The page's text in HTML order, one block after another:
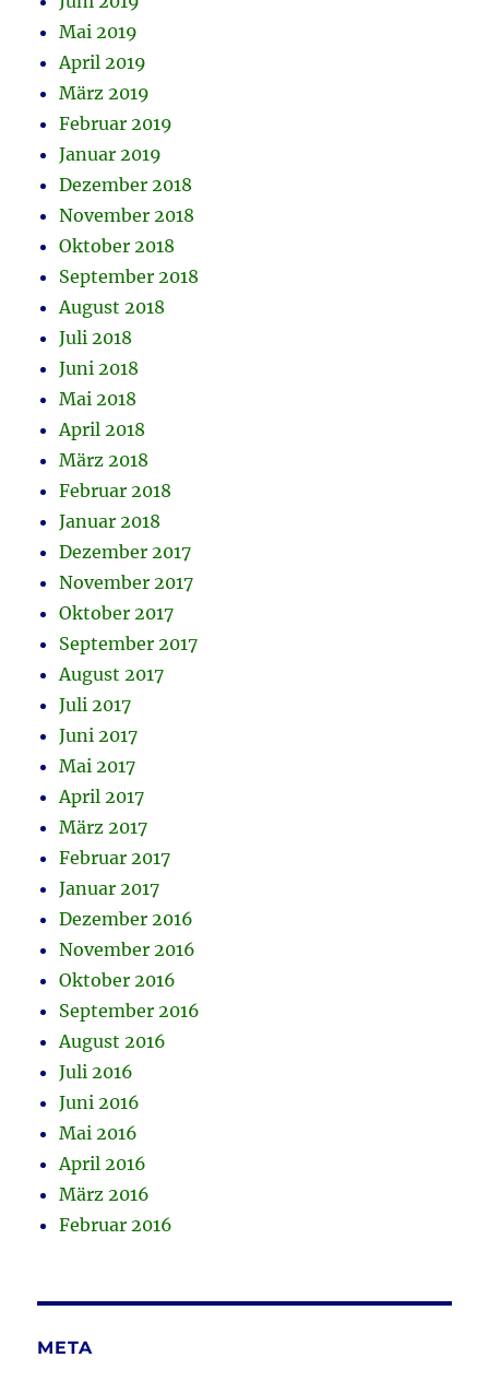
Mai 2019
April 2019
März 2019
Februar 2019
Januar 2019
Dezember 2018
November 2018
Oktober 2018
September 2018
August 2018
Juli 2018
Juni 2018
Mai 2018
April 2018
März 2018
Februar 2018
Januar 2018
Dezember 2017
November 2017
Oktober 2017
September 2017
August 2017
Juli 2017
Juni 2017
Mai 2017
April 2017
März 2017
Februar 2017
Januar 2017
Dezember 2016
November 2016
Oktober 2016
September 2016
August 2016
Juli 2016
Juni 2016
Mai 2016
April 2016
März 2016
Februar 2016
META